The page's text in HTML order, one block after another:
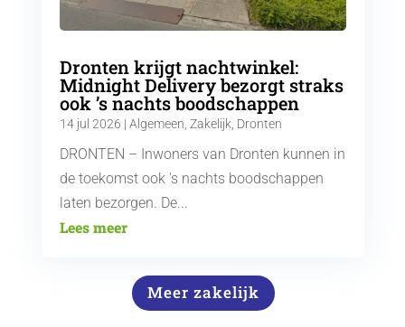
Dronten krijgt nachtwinkel:
Midnight Delivery bezorgt straks
ook ’s nachts boodschappen
14 jul 2026 | Algemeen, Zakelijk, Dronten
DRONTEN – Inwoners van Dronten kunnen in
de toekomst ook 's nachts boodschappen
laten bezorgen. De...
Lees meer
Meer zakelijk